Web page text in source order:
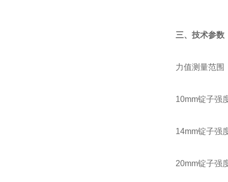
三、技术参数
力值测量范围
10mm锭子强
14mm锭子强
20mm锭子强